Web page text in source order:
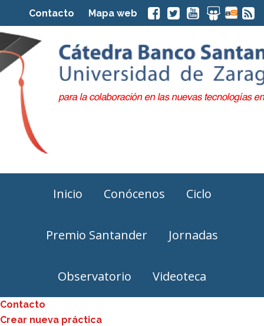
Contacto Mapa web
Inicio Conócenos Ciclo
Premio Santander Jornadas
Observatorio Videoteca
Contacto
Crear nueva práctica